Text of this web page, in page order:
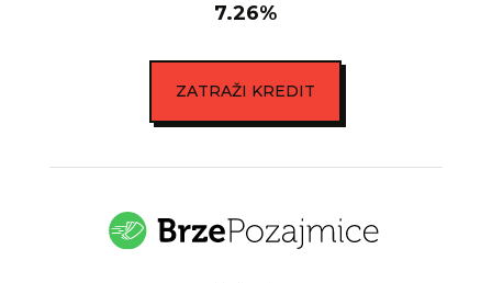
7.26%
ZATRAŽI KREDIT